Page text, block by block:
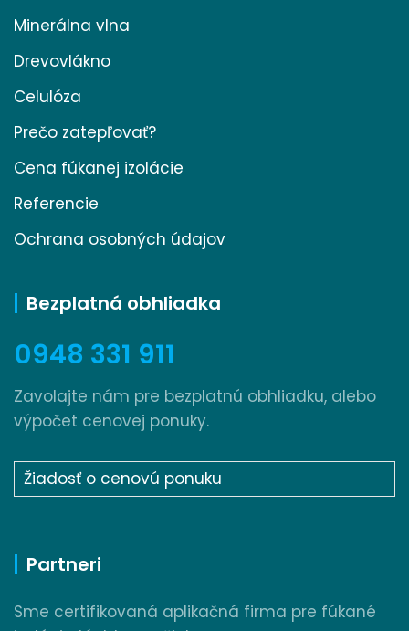
Minerálna vlna
Drevovlákno
Celulóza
Prečo zatepľovať?
Cena fúkanej izolácie
Referencie
Ochrana osobných údajov
Bezplatná obhliadka
0948 331 911
Zavolajte nám pre bezplatnú obhliadku, alebo
výpočet cenovej ponuky.
Žiadosť o cenovú ponuku
Partneri
Sme certifikovaná aplikačná firma pre fúkané